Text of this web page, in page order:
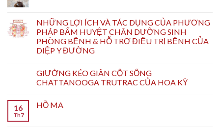
NHỮNG LỢI ÍCH VÀ TÁC DỤNG CỦA PHƯƠNG
PHÁP BẤM HUYỆT CHÂN DƯỠNG SINH
PHÒNG BỆNH & HỖ TRỢ ĐIỀU TRỊ BỆNH CỦA
DIỆP Y ĐƯỜNG
GIƯỜNG KÉO GIÃN CỘT SỐNG
CHATTANOOGA TRUTRAC CỦA HOA KỲ
16
Th7
HỒ MA